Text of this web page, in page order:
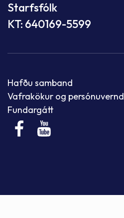
Starfsfólk
KT: 640169-5599
Hafðu samband
Vafrakökur og persónuvernd
Fundargátt